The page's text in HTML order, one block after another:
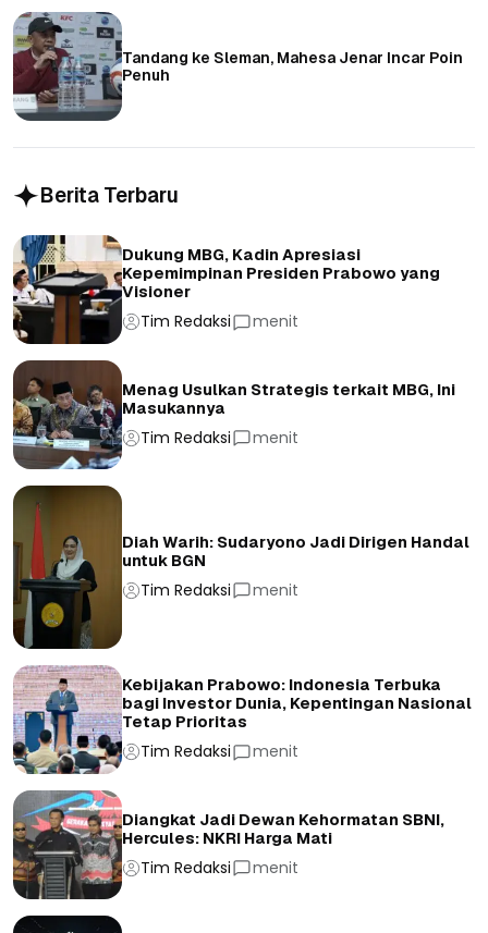
Tandang ke Sleman, Mahesa Jenar Incar Poin
Penuh
Berita Terbaru
Dukung MBG, Kadin Apresiasi
Kepemimpinan Presiden Prabowo yang
Visioner
Tim Redaksi menit
Menag Usulkan Strategis terkait MBG, Ini
Masukannya
Tim Redaksi menit
Diah Warih: Sudaryono Jadi Dirigen Handal
untuk BGN
Tim Redaksi menit
Kebijakan Prabowo: Indonesia Terbuka
bagi Investor Dunia, Kepentingan Nasional
Tetap Prioritas
Tim Redaksi menit
Diangkat Jadi Dewan Kehormatan SBNI,
Hercules: NKRI Harga Mati
Tim Redaksi menit